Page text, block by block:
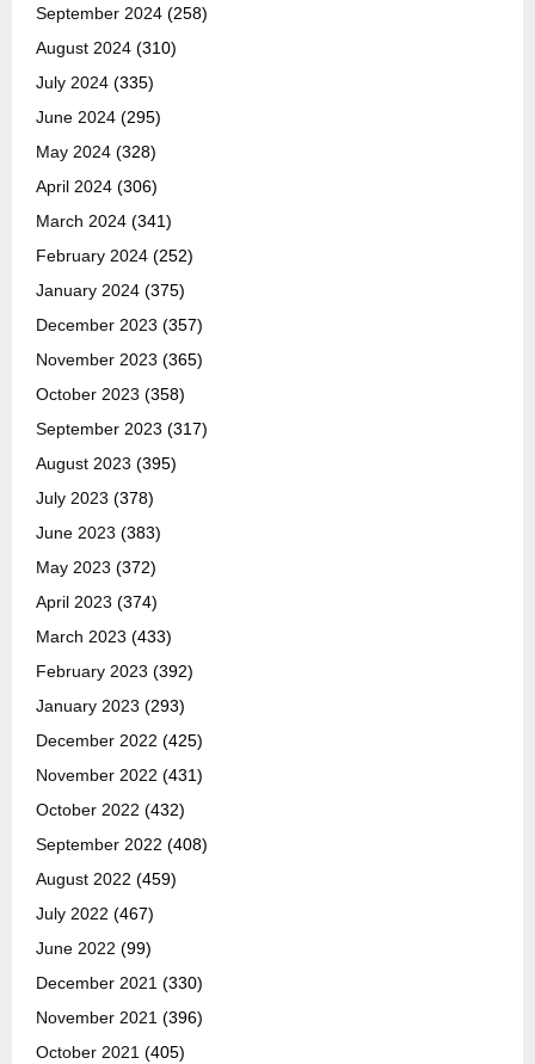
September 2024 (258)
August 2024 (310)
July 2024 (335)
June 2024 (295)
May 2024 (328)
April 2024 (306)
March 2024 (341)
February 2024 (252)
January 2024 (375)
December 2023 (357)
November 2023 (365)
October 2023 (358)
September 2023 (317)
August 2023 (395)
July 2023 (378)
June 2023 (383)
May 2023 (372)
April 2023 (374)
March 2023 (433)
February 2023 (392)
January 2023 (293)
December 2022 (425)
November 2022 (431)
October 2022 (432)
September 2022 (408)
August 2022 (459)
July 2022 (467)
June 2022 (99)
December 2021 (330)
November 2021 (396)
October 2021 (405)